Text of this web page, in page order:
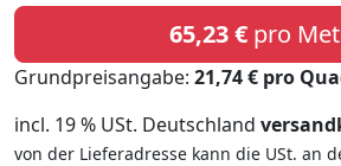
65,23 €pro
Grundpreisangabe: 21,74 € pro
incl. 19 % USt. Deutschland
von der Lieferadresse kann die USt. an